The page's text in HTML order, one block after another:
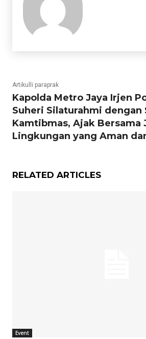
Artikulli paraprak
Kapolda Metro Jaya Irjen
Suheri Silaturahmi dengan
Kamtibmas, Ajak Bersama
Lingkungan yang Aman
RELATED ARTICLES
Event